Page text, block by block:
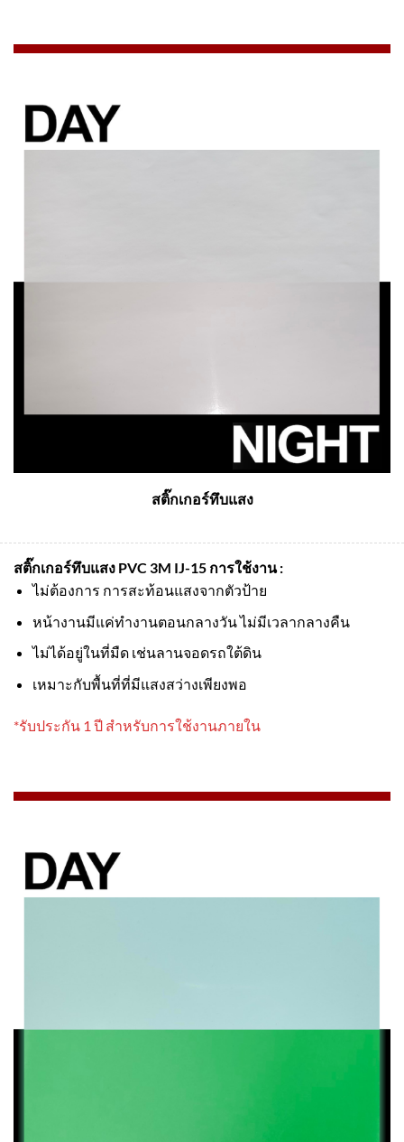
สติ๊กเกอร์ทึบแสง
สติ๊กเกอร์ทึบแสง PVC 3M IJ-15 การใช้งาน :
ไม่ต้องการ การสะท้อนแสงจากตัวป้าย
หน้างานมีแค่ทำงานตอนกลางวัน ไม่มีเวลากลางคืน
ไม่ได้อยู่ในที่มืด เช่นลานจอดรถใต้ดิน
เหมาะกับพื้นที่ที่มีแสงสว่างเพียงพอ
*รับประกัน 1 ปี สำหรับการใช้งานภายใน